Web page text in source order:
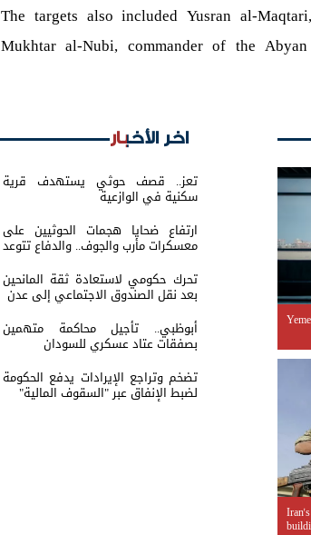
The targets also included Yusran al-
Mukhtar al-Nubi, commander of the
اخر الأخبار
تعز.. قصف حوثي يستهدف قرية
سكنية في الوازعية
ارتفاع ضحايا هجمات الحوثيين على
معسكرات مأرب والجوف.. والدفاع تتوعد
تحرك حكومي لاستعادة ثقة المانحين
بعد نقل الصندوق الاجتماعي إلى عدن
أبوظبي.. تأجيل محاكمة متهمين
بصفقات عتاد عسكري للسودان
تضخم وتراجع الإيرادات يدفع الحكومة
لضبط الإنفاق عبر "السقوف المالية"